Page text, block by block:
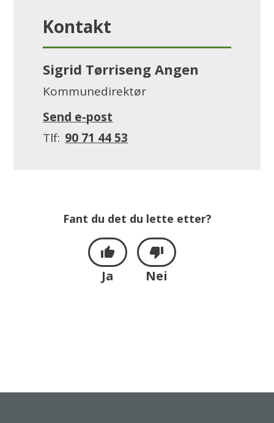
Kontakt
Sigrid Tørriseng Angen
Kommunedirektør
E-
post
Send e-post
Sigrid
Tørriseng
Mobil90 71 44 53
Fant du det du lette etter?
Ja Nei